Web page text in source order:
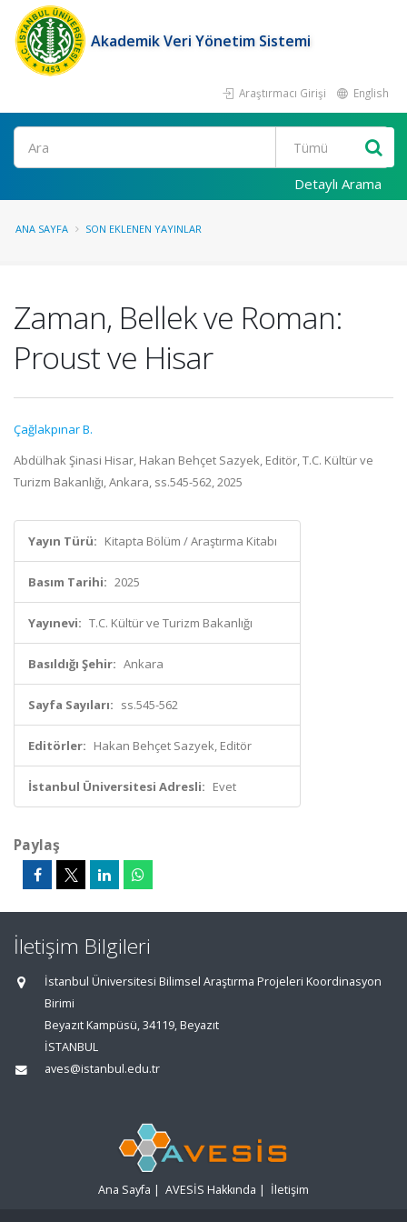
Akademik Veri Yönetim Sistemi
Araştırmacı Girişi English
Ara
Detaylı Arama
ANA SAYFA SON EKLENEN YAYINLAR
Zaman, Bellek ve Roman:
Proust ve Hisar
Çağlakpınar B.
Abdülhak Şinasi Hisar, Hakan Behçet Sazyek, Editör, T.C. Kültür ve
Turizm Bakanlığı, Ankara, ss.545-562, 2025
Yayın Türü: Kitapta Bölüm / Araştırma Kitabı
Basım Tarihi: 2025
Yayınevi: T.C. Kültür ve Turizm Bakanlığı
Basıldığı Şehir: Ankara
Sayfa Sayıları: ss.545-562
Editörler: Hakan Behçet Sazyek, Editör
İstanbul Üniversitesi Adresli: Evet
Paylaş
İletişim Bilgileri
İstanbul Üniversitesi Bilimsel Araştırma Projeleri Koordinasyon
Birimi
Beyazıt Kampüsü, 34119, Beyazıt
İSTANBUL
aves@istanbul.edu.tr
Ana Sayfa | AVESİS Hakkında | İletişim